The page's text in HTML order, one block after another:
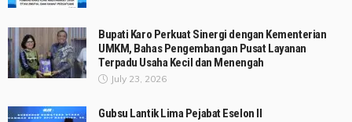
Bupati Karo Perkuat Sinergi dengan Kementerian
UMKM, Bahas Pengembangan Pusat Layanan
Terpadu Usaha Kecil dan Menengah
July 23, 2026
Gubsu Lantik Lima Pejabat Eselon II